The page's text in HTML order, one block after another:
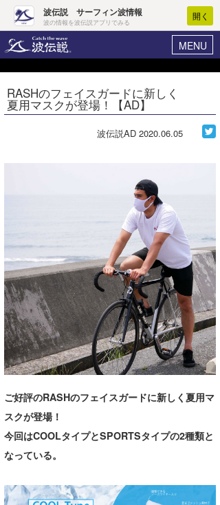
波伝説 サーフィン波情報
波の情報を波伝説アプリでみる
開く
MENU
ヘルプ マイホーム
ログイン
波予想ツール
サーフィンエリアガイド
会員メニュー
今月のプレゼント
RASHのフェイスガードに新しく
夏用マスクが登場！【AD】
波伝説AD 2020.06.05
ご好評のRASHのフェイスガードに新しく夏用マ
スクが登場！
今回はCOOLタイプとSPORTSタイプの2種類と
なっている。
Core Surf Japan
ショップ情報
ショップ情報
湘南
千葉北
伊豆
千葉南
大阪
四国
沖縄
ウラナミ
お知らせ
その他
ルール＆How to
VOTE!
サーファーズ